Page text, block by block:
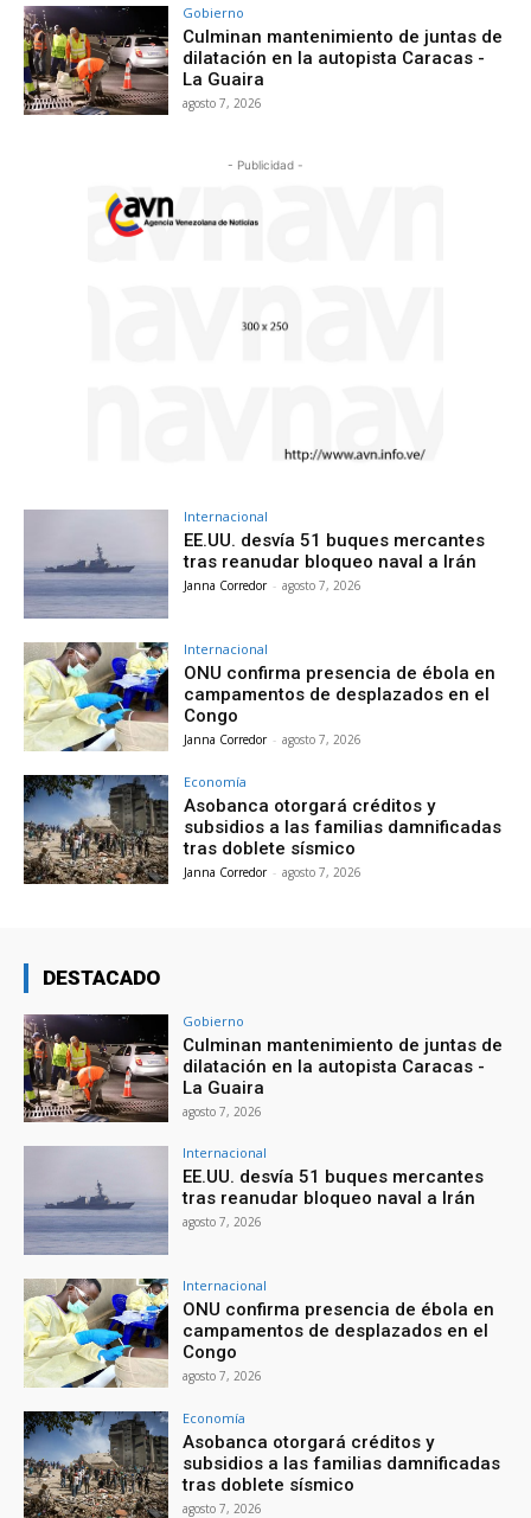
Gobierno
Culminan mantenimiento de juntas de
dilatación en la autopista Caracas -
La Guaira
agosto 7, 2026
- Publicidad -
Internacional
EE.UU. desvía 51 buques mercantes
tras reanudar bloqueo naval a Irán
Janna Corredor - agosto 7, 2026
Internacional
ONU confirma presencia de ébola en
campamentos de desplazados en el
Congo
Janna Corredor - agosto 7, 2026
Economía
Asobanca otorgará créditos y
subsidios a las familias damnificadas
tras doblete sísmico
Janna Corredor - agosto 7, 2026
DESTACADO
Gobierno
Culminan mantenimiento de juntas de
dilatación en la autopista Caracas -
La Guaira
agosto 7, 2026
Internacional
EE.UU. desvía 51 buques mercantes
tras reanudar bloqueo naval a Irán
agosto 7, 2026
Internacional
ONU confirma presencia de ébola en
campamentos de desplazados en el
Congo
agosto 7, 2026
Economía
Asobanca otorgará créditos y
subsidios a las familias damnificadas
tras doblete sísmico
agosto 7, 2026